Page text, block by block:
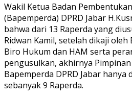
Wakil Ketua Badan
(Bapemperda) DPRD Jabar
bahwa dari 13 Raperda yang
Ridwan Kamil, setelah dikaji
Biro Hukum dan HAM serta
pengusulkan, akhirnya
Bapemperda DPRD Jabar hanya
sebanyak 9 Raperda.